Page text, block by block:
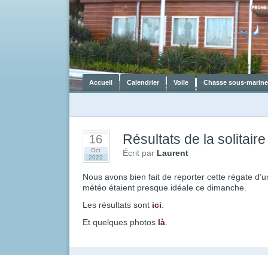
Accueil Calendrier Voile Chasse sous-marine
16
Oct
2022
Résultats de la
Écrit par Laurent
Nous avons bien fait de reporter cette régate
météo étaient presque idéale ce dimanche.
Les résultats sont ici
Et quelques photos là